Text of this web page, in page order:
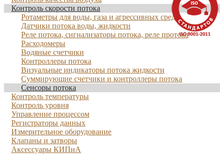
Контроль скорости потока
Ротаметры для воды, газа и агрессивных сред
Датчики потока воды, жидкости
Реле потока, сигнализаторы потока, реле протока
Расходомеры
Водяные счетчики
Контроллеры потока
Визуальные индикаторы потока жидкости
Суммирующие счетчики и контроллеры потока
Сенсоры потока
Контроль температуры
Контроль уровня
Управление процессом
Регистраторы данных
Измерительное оборудование
Клапаны и затворы
Аксессуары КИПиА